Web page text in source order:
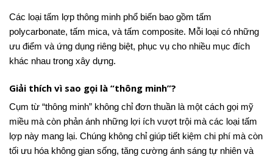
Các loại tấm lợp thông minh phổ biến bao gồm tấm
polycarbonate, tấm mica, và tấm composite. Mỗi loại có những
ưu điểm và ứng dụng riêng biệt, phục vụ cho nhiều mục đích
khác nhau trong xây dựng.
Giải thích vì sao gọi là “thông minh”?
Cụm từ “thông minh” không chỉ đơn thuần là một cách gọi mỹ
miều mà còn phản ánh những lợi ích vượt trội mà các loại tấm
lợp này mang lại. Chúng không chỉ giúp tiết kiệm chi phí mà còn
tối ưu hóa không gian sống, tăng cường ánh sáng tự nhiên và